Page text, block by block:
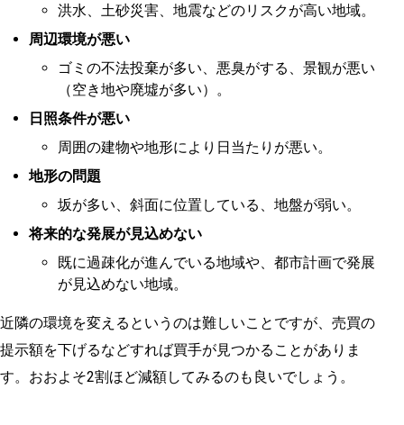
洪水、土砂災害、地震などのリスクが高い地域。
周辺環境が悪い
ゴミの不法投棄が多い、悪臭がする、景観が悪い
（空き地や廃墟が多い）。
日照条件が悪い
周囲の建物や地形により日当たりが悪い。
地形の問題
坂が多い、斜面に位置している、地盤が弱い。
将来的な発展が見込めない
既に過疎化が進んでいる地域や、都市計画で発展
が見込めない地域。
近隣の環境を変えるというのは難しいことですが、売買の
提示額を下げるなどすれば買手が見つかることがありま
す。おおよそ2割ほど減額してみるのも良いでしょう。